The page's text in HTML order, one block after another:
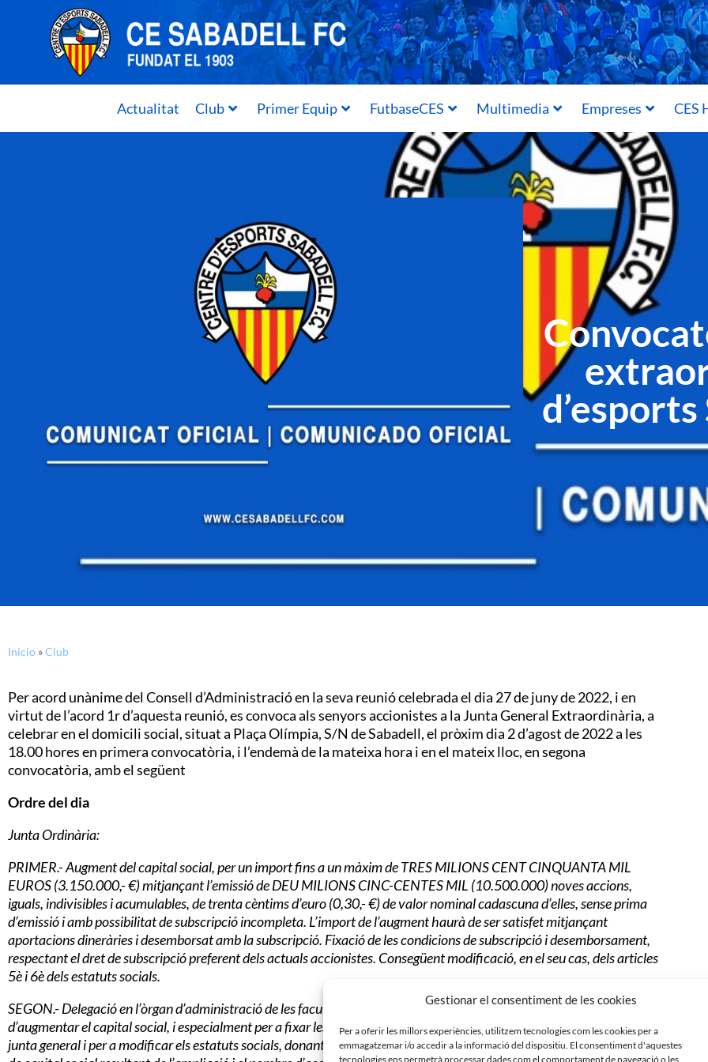
Gestionar el consentiment de les cookies
Per a oferir les millors experiències, utilitzem tecnologies com les cookies per a
emmagatzemar i/o accedir a la informació del dispositiu. El consentiment d'aquestes
tecnologies ens permetrà processar dades com el comportament de navegació o les
Actualitat Club Primer Equip FutbaseCES Multimedia Empreses CES
Inicio »Club
Per acord unànime del Consell d’Administració en la seva reunió celebrada el dia 27 de juny de 2022, i en
virtut de l’acord 1r d’aquesta reunió, es convoca als senyors accionistes a la Junta General Extraordinària, a
celebrar en el domicili social, situat a Plaça Olímpia, S/N de Sabadell, el pròxim dia 2 d’agost de 2022 a les
18.00 hores en primera convocatòria, i l’endemà de la mateixa hora i en el mateix lloc, en segona
convocatòria, amb el següent
Ordre del dia
Junta Ordinària:
PRIMER.- Augment del capital social, per un import fins a un màxim de TRES MILIONS CENT CINQUANTA MIL
EUROS (3.150.000,- €) mitjançant l’emissió de DEU MILIONS CINC-CENTES MIL (10.500.000) noves accions,
iguals, indivisibles i acumulables, de trenta cèntims d’euro (0,30,- €) de valor nominal cadascuna d’elles, sense prima
d’emissió i amb possibilitat de subscripció incompleta. L’import de l’augment haurà de ser satisfet mitjançant
aportacions dineràries i desemborsat amb la subscripció. Fixació de les condicions de subscripció i desemborsament,
respectant el dret de subscripció preferent dels actuals accionistes. Consegüent modificació, en el seu cas, dels articles
5è i 6è dels estatuts socials.
SEGON.- Delegació en l’òrgan d’administració de les facultats per a executar l’acord a adoptar en la pròpia Junta
d’augmentar el capital social, i especialment per a fixar les condicions del mateix en tot el no previst en l’acord de la
junta general i per a modificar els estatuts socials, donant nova redacció als articles 5è i 6è a fi de reflectir la nova xifra